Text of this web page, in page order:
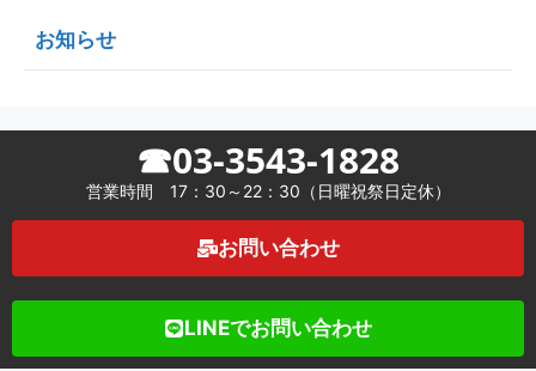
お知らせ
☎03-3543-1828
営業時間 17：30～22：30（日曜祝祭日定休）
お問い合わせ
LINEでお問い合わせ